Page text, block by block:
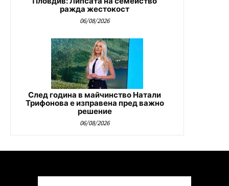
ражда жестокост
06/08/2026
След година в майчинство Натали
Трифонова е изправена пред важно
решение
06/08/2026